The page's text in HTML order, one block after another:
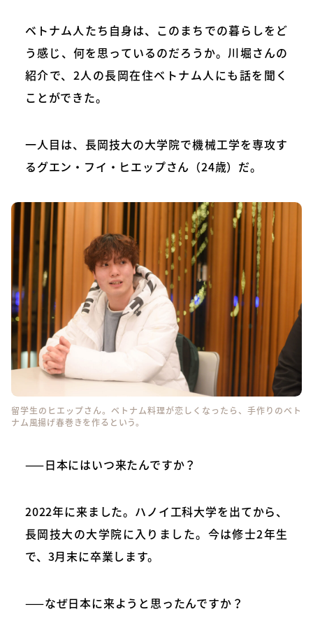
ベトナム人たち自身は、このまちでの暮らしをど
う感じ、何を思っているのだろうか。川堀さんの
紹介で、2人の長岡在住ベトナム人にも話を聞く
ことができた。
一人目は、長岡技大の大学院で機械工学を専攻す
るグエン・フイ・ヒエップさん（24歳）だ。
留学生のヒエップさん。ベトナム料理が恋しくなったら、手作りのベト
ナム風揚げ春巻きを作るという。
——日本にはいつ来たんですか？
2022年に来ました。ハノイ工科大学を出てから、
長岡技大の大学院に入りました。今は修士2年生
で、3月末に卒業します。
——なぜ日本に来ようと思ったんですか？